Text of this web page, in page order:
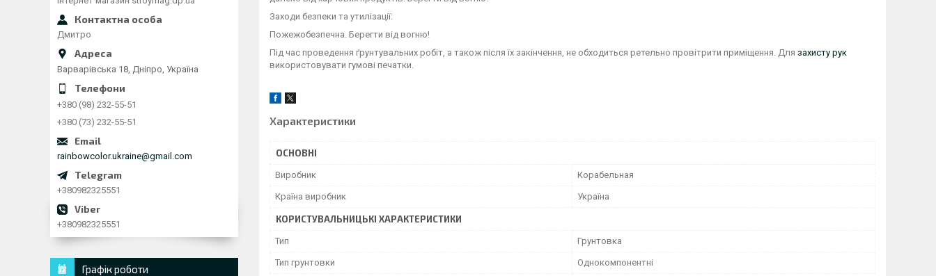
Заходи безпеки та утилізації:
Пожежобезпечна. Берегти від вогню!
Під час проведення ґрунтувальних робіт, а також після їх закінчення, не обходиться ретельно провітрити приміщення. Для захисту рук
використовувати гумові печатки.
Характеристики
ОСНОВНІ
Виробник Корабельная
Країна виробник Україна
КОРИСТУВАЛЬНИЦЬКІ ХАРАКТЕРИСТИКИ
Тип Грунтовка
Тип грунтовки Однокомпонентні
Дмитро
Варварівська 18, Дніпро, Україна
+380 (98) 232-55-51
+380 (73) 232-55-51
rainbowcolor.ukraine@gmail.com
+380982325551
+380982325551
Графік роботи